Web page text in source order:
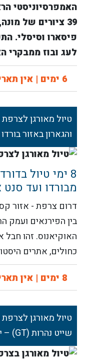
האמפרסיוניסטי
39 ציורים של
פיסארו וסיסלי.
לעג ובוז ממבקרי
6 ימים | אין תאריכים כעת
טיול מאורגן
והגארון באזור בורדו
8 ימי טיול
מבורדו ועד סנט
דרום צרפת - אזור
בין הפירנאים ועמק
האוקיאנוס. זהו
כחולים, אתרים
8 ימים | אין תאריכים כעת
טיול מאורגן
שייט נהרות (GT) – יציאה מובטחת